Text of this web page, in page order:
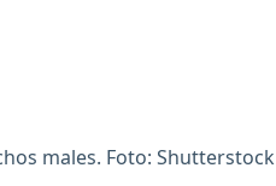
males. Foto: Shutterstock